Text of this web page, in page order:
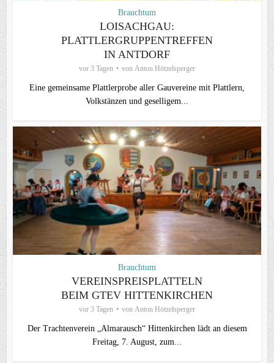
Brauchtum
LOISACHGAU:
PLATTLERGRUPPENTREFFEN
IN ANTDORF
vor 3 Tagen von Anton Hötzelsperger
Eine gemeinsame Plattlerprobe aller Gauvereine mit Plattlern,
Volkstänzen und geselligem...
Brauchtum
VEREINSPREISPLATTELN
BEIM GTEV HITTENKIRCHEN
vor 3 Tagen von Anton Hötzelsperger
Der Trachtenverein „Almarausch“ Hittenkirchen lädt an diesem
Freitag, 7. August, zum...